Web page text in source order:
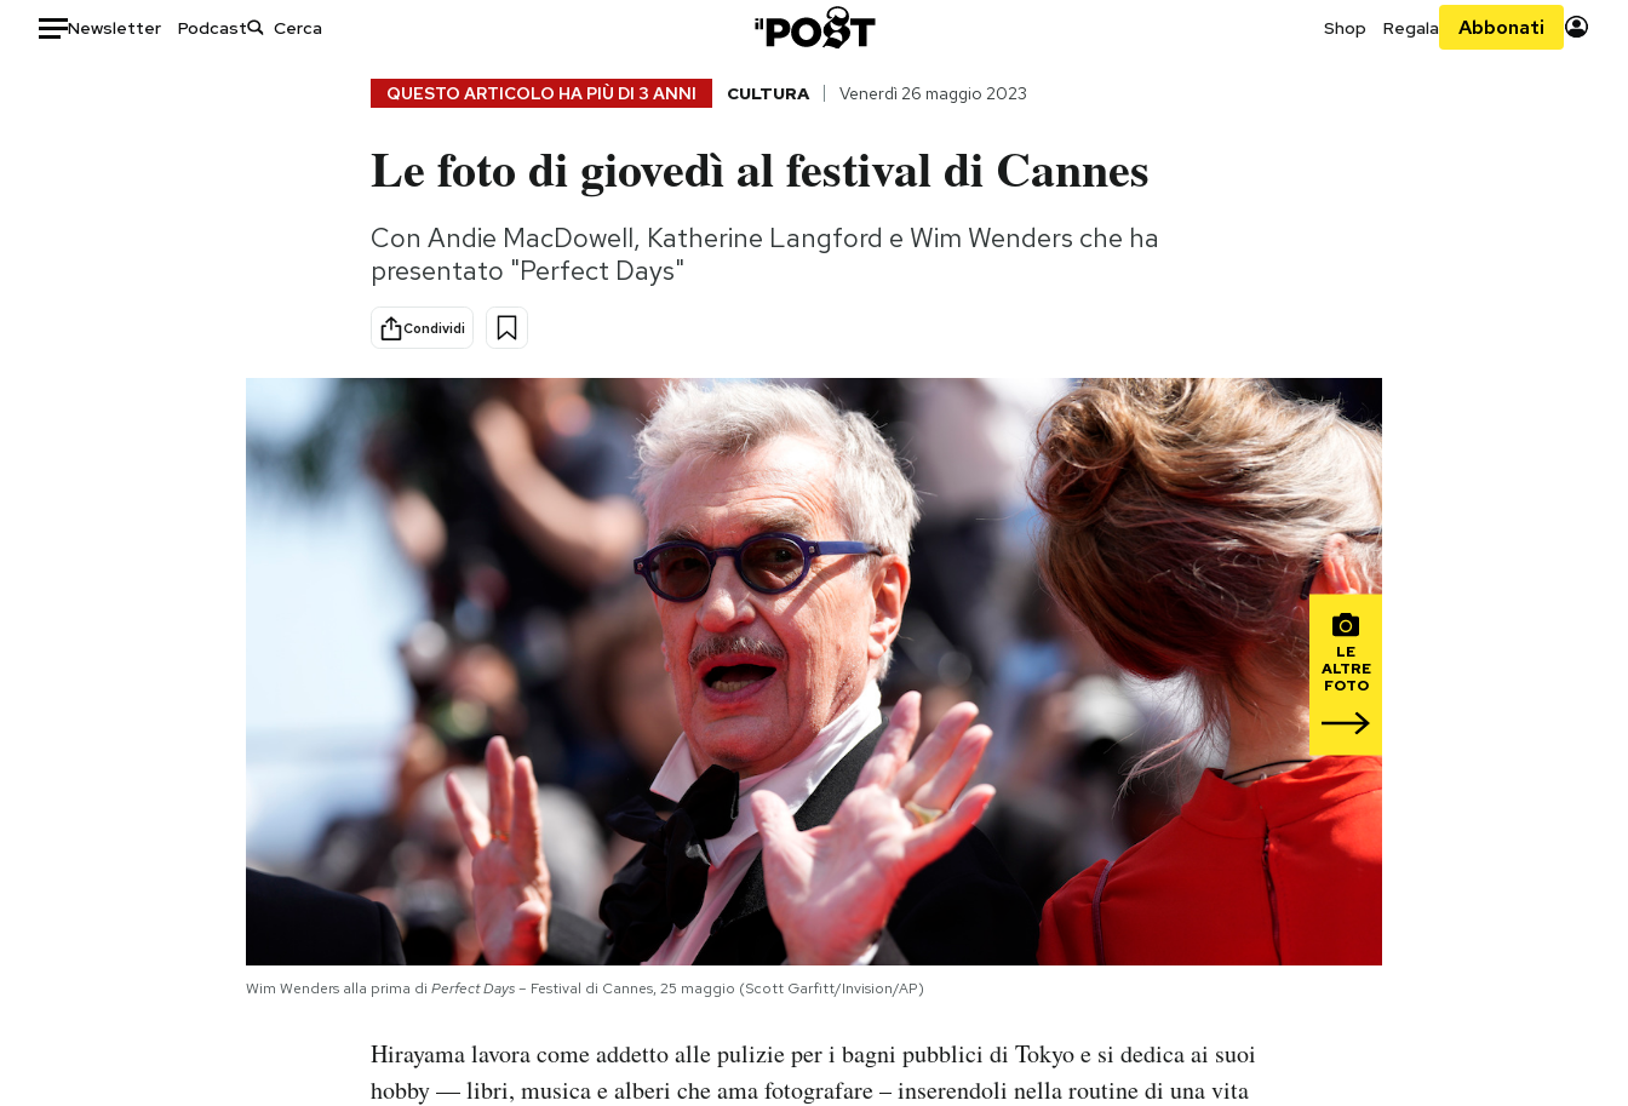
Newsletter Podcast Shop Regala Abbonati
Consumismi
Storie/Idee
Ok Boomer!
Media
Europa
Altrecose
Mondiali calcio 2026
AREA PERSONALE
QUESTO ARTICOLO HA PIÙ DI 3 ANNI CULTURA Venerdì 26 maggio 2023
Le foto di giovedì al festival di Cannes
Con Andie MacDowell, Katherine Langford e Wim Wenders che ha
presentato "Perfect Days"
Condividi
LE
ALTRE
FOTO
Wim Wenders alla prima di Perfect Days– Festival di Cannes, 25 maggio (Scott Garfitt/Invision/AP)
Hirayama lavora come addetto alle pulizie per i bagni pubblici di Tokyo e si dedica ai suoi
hobby — libri, musica e alberi che ama fotografare – inserendoli nella routine di una vita